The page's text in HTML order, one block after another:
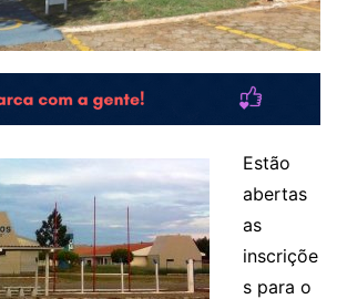
Estão
abertas
as
inscriçõe
s para o